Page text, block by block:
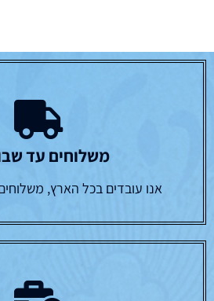
משלוחים עד
אנו עובדים בכל הארץ,